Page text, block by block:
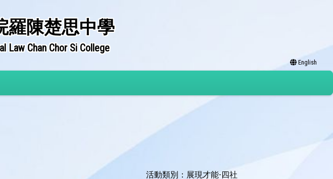
羅陳楚思中學
Law Chan Chor Si College
English
活動類別：展現才能-四社